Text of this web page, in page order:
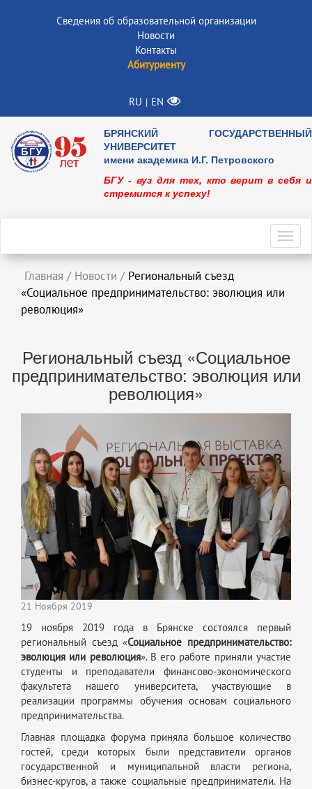
Сведения об образовательной организации
Новости
Контакты
Абитуриенту
RU | EN
БРЯНСКИЙ ГОСУДАРСТВЕННЫЙ
УНИВЕРСИТЕТ
имени академика И.Г. Петровского
БГУ - вуз для тех, кто верит в себя и
стремится к успеху!
Главная / Новости / Региональный съезд
«Социальное предпринимательство: эволюция или
революция»
Региональный съезд «Социальное
предпринимательство: эволюция или
революция»
21 Ноября 2019
19 ноября 2019 года в Брянске состоялся первый
региональный съезд «Социальное предпринимательство:
эволюция или революция». В его работе приняли участие
студенты и преподаватели финансово-экономического
факультета нашего университета, участвующие в
реализации программы обучения основам социального
предпринимательства.
Главная площадка форума приняла большое количество
гостей, среди которых были представители органов
государственной и муниципальной власти региона,
бизнес-кругов, а также социальные предприниматели. На